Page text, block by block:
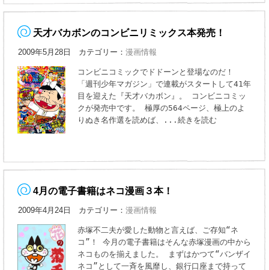
天才バカボンのコンビニリミックス本発売！
2009年5月28日 カテゴリー：漫画情報
コンビニコミックでドドーンと登場なのだ！
「週刊少年マガジン」で連載がスタートして41年
目を迎えた『天才バカボン』。 コンビニコミッ
クが発売中です。 極厚の564ページ、極上のよ
りぬき名作選を読めば、
...続きを読む
4月の電子書籍はネコ漫画３本！
2009年4月24日 カテゴリー：漫画情報
赤塚不二夫が愛した動物と言えば、ご存知“ネ
コ”！ 今月の電子書籍はそんな赤塚漫画の中から
ネコものを揃えました。 まずはかつて“バンザイ
ネコ”として一斉を風靡し、銀行口座まで持って